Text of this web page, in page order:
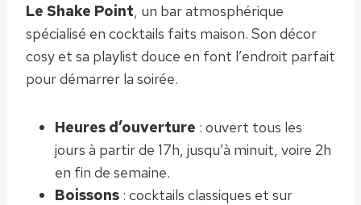
Le Shake Point, un bar atmosphérique
spécialisé en cocktails faits maison. Son décor
cosy et sa playlist douce en font l’endroit parfait
pour démarrer la soirée.
Heures d’ouverture : ouvert tous les
jours à partir de 17h, jusqu’à minuit, voire 2h
en fin de semaine.
Boissons : cocktails classiques et sur